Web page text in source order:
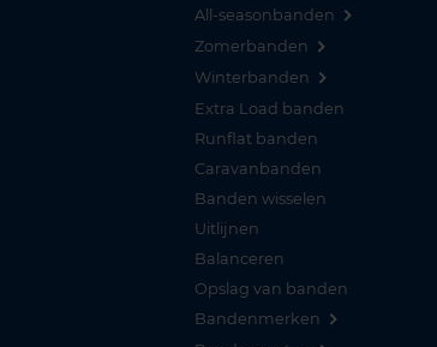
All-seasonbanden
Zomerbanden
Winterbanden
Extra Load banden
Runflat banden
Caravanbanden
Banden wisselen
Uitlijnen
Balanceren
Opslag van banden
Bandenmerken